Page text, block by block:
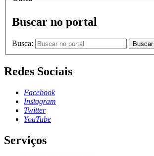
Buscar no portal
Busca: Buscar
Redes Sociais
Facebook
Instagram
Twitter
YouTube
Serviços